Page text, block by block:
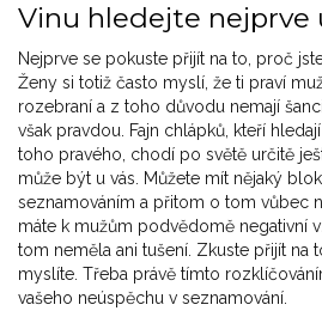
Vinu hledejte nejprve
Nejprve se pokuste přijít na to, proč
Ženy si totiž často myslí, že ti praví
rozebraní a z toho důvodu nemají
však pravdou. Fajn chlápků, kteří
toho pravého, chodí po světě určitě
může být u vás. Můžete mít nějaký
seznamováním a přitom o tom vůbec
máte k mužům podvědomě negativní
tom neměla ani tušení. Zkuste přijít na
myslíte. Třeba právě tímto
vašeho neúspěchu v seznamování.